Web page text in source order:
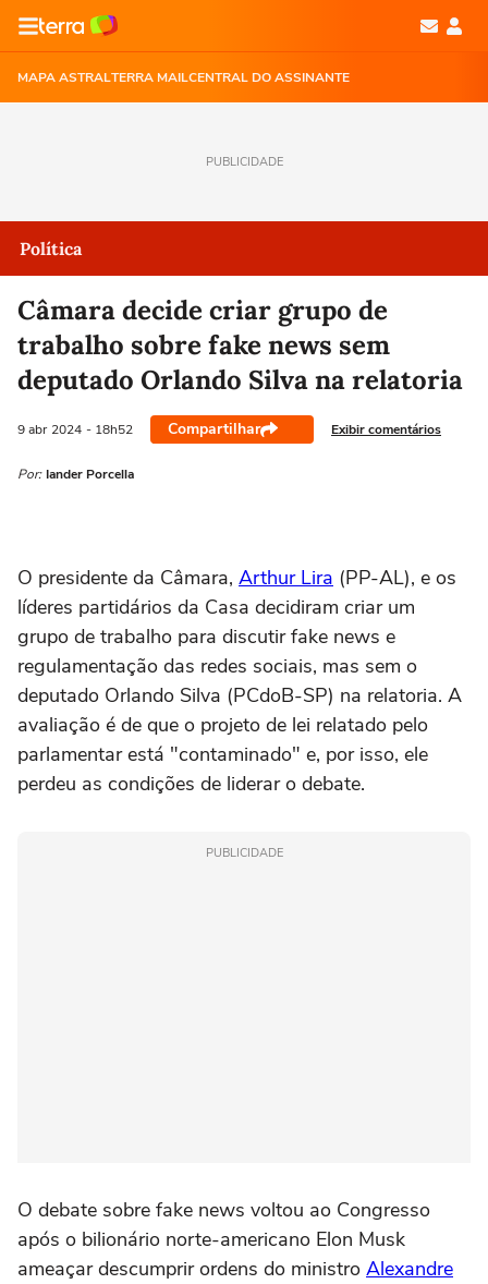
MAPA ASTRALTERRA MAILCENTRAL DO ASSINANTE
PUBLICIDADE
Política
Câmara decide criar grupo de
trabalho sobre fake news sem
deputado Orlando Silva na relatoria
9 abr 2024 - 18h52 Compartilhar Exibir comentários
Por: Iander Porcella
O presidente da Câmara, Arthur Lira (PP-AL), e os
líderes partidários da Casa decidiram criar um
grupo de trabalho para discutir fake news e
regulamentação das redes sociais, mas sem o
deputado Orlando Silva (PCdoB-SP) na relatoria. A
avaliação é de que o projeto de lei relatado pelo
parlamentar está "contaminado" e, por isso, ele
perdeu as condições de liderar o debate.
PUBLICIDADE
O debate sobre fake news voltou ao Congresso
após o bilionário norte-americano Elon Musk
ameaçar descumprir ordens do ministro Alexandre